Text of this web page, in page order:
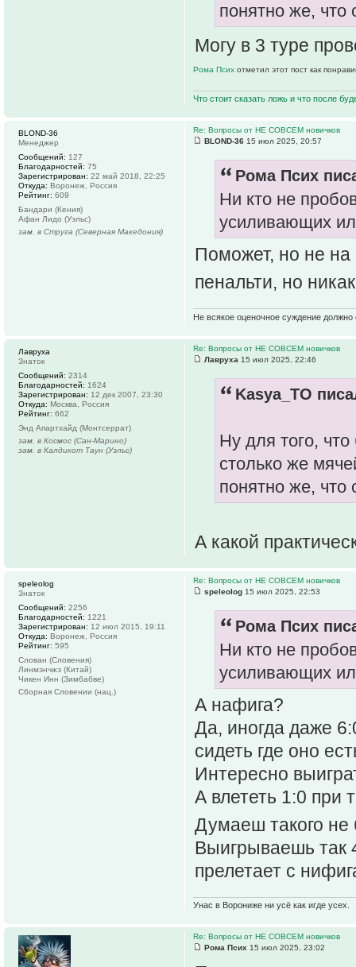
понятно же, что
Могу в 3 туре
Рома Псих отметил этот пост как
Что стоит сказать ложь и что после
Re: Вопросы от НЕ СОВСЕМ новичков
BLOND-36 15 июл 2025, 20:57
Рома Псих
Ни кто не
усиливающих
Поможет, но не на
пенальти, но
Не всякое оценочное суждение
BLOND-36
Менеджер
Сообщений: 127
Благодарностей: 75
Зарегистрирован: 22 май 2018, 22:25
Откуда: Воронеж, Россия
Рейтинг: 609
Бандари (Кения)
Афан Лидо (Уэльс)
зам. в Струга (Северная Македония)
Re: Вопросы от НЕ СОВСЕМ новичков
Лавруха 15 июл 2025, 22:46
Kasya_TO
Ну для того,
столько же
понятно же, что
А какой
Лавруха
Знаток
Сообщений: 2314
Благодарностей: 1624
Зарегистрирован: 12 дек 2007, 23:30
Откуда: Москва, Россия
Рейтинг: 662
Энд Апартхайд (Монтсеррат)
зам. в Космос (Сан-Марино)
зам. в Калдикот Таун (Уэльс)
Re: Вопросы от НЕ СОВСЕМ новичков
speleolog 15 июл 2025, 22:53
Рома Псих
Ни кто не
усиливающих
А нафига?
Да, иногда даже
сидеть где оно
Интересно
А влететь 1:0 при
Думаеш такого
Выигрываешь так
прелетает с
Унас в Ворониже ни усё как игде усех.
speleolog
Знаток
Сообщений: 2256
Благодарностей: 1221
Зарегистрирован: 12 июл 2015, 19:11
Откуда: Воронеж, Россия
Рейтинг: 595
Слован (Словения)
Линмэнчжэ (Китай)
Чикен Инн (Зимбабве)
Сборная Словении (нац.)
Re: Вопросы от НЕ СОВСЕМ новичков
Рома Псих 15 июл 2025, 23:02